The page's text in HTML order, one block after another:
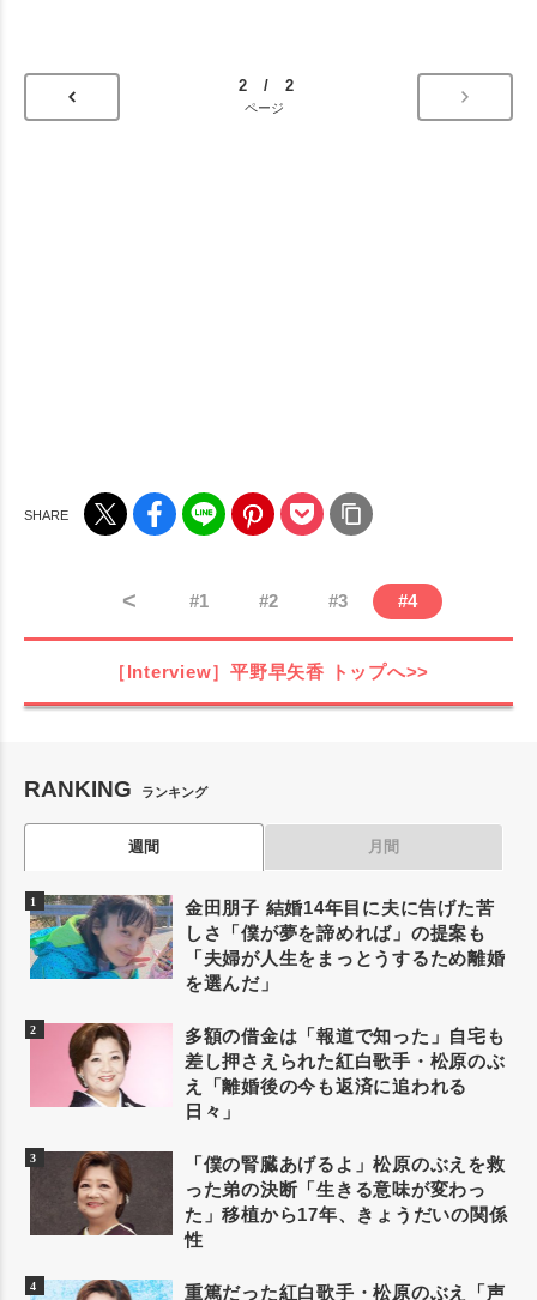
2 / 2
ページ
< #1 #2 #3 #4
［Interview］平野早矢香 トップへ>>
RANKING ランキング
週間 月間
金田朋子 結婚14年目に夫に告げた苦
しさ「僕が夢を諦めれば」の提案も
「夫婦が人生をまっとうするため離婚
を選んだ」
多額の借金は「報道で知った」自宅も
差し押さえられた紅白歌手・松原のぶ
え「離婚後の今も返済に追われる
日々」
「僕の腎臓あげるよ」松原のぶえを救
った弟の決断「生きる意味が変わっ
た」移植から17年、きょうだいの関係
性
重篤だった紅白歌手・松原のぶえ「声